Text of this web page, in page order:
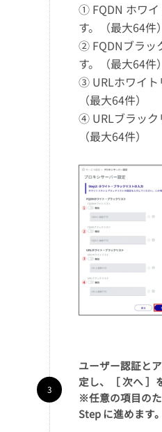
① FQDN ホワイ
す。（最大64件）
② FQDNブラッ
す。（最大64件）
③ URLホワイト
（最大64件）
④ URLブラック
（最大64件）
ユーザー認証と
定し、［ 次へ ］
※任意の項目の
Step に進めます。